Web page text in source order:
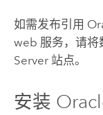
如需发布引用
web 服务，请将
Server站点。
安装